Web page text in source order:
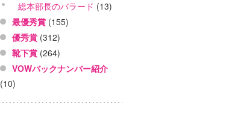
総本部長のバラード (13)
最優秀賞 (155)
優秀賞 (312)
靴下賞 (264)
VOWバックナンバー紹介
(10)